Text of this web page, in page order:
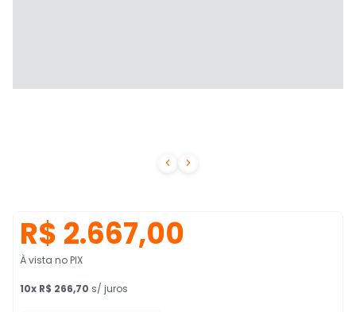
 
R$ 2.667,00
À vista no PIX
10x R$ 266,70 s/ juros